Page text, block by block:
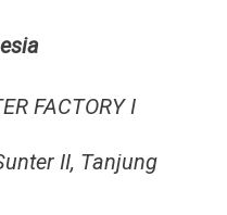
FACTORY I
II, Tanjung